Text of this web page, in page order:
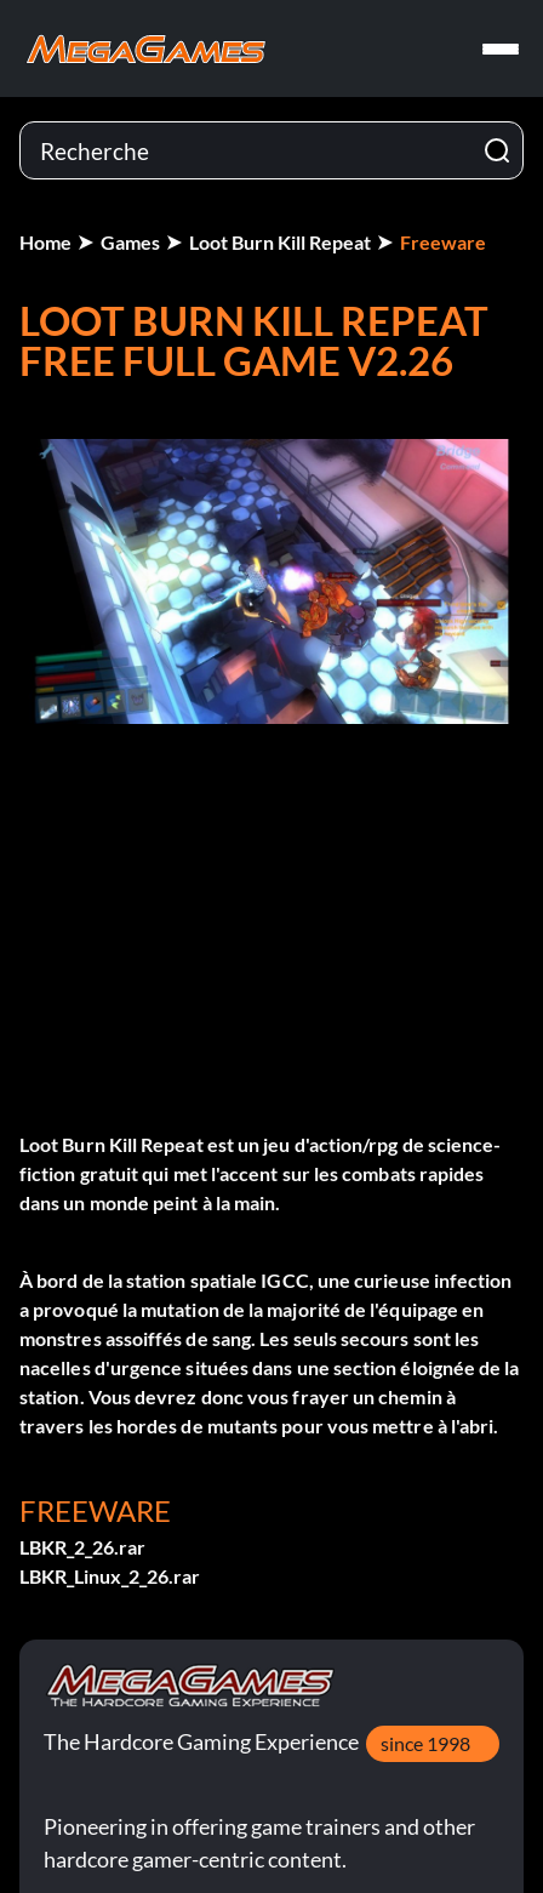
Home Games Loot Burn Kill Repeat Freeware
LOOT BURN KILL REPEAT
FREE FULL GAME V2.26
Loot Burn Kill Repeat est un jeu d'action/rpg de science-
fiction gratuit qui met l'accent sur les combats rapides
dans un monde peint à la main.
À bord de la station spatiale IGCC, une curieuse infection
a provoqué la mutation de la majorité de l'équipage en
monstres assoiffés de sang. Les seuls secours sont les
nacelles d'urgence situées dans une section éloignée de la
station. Vous devrez donc vous frayer un chemin à
travers les hordes de mutants pour vous mettre à l'abri.
FREEWARE
LBKR_2_26.rar
LBKR_Linux_2_26.rar
The Hardcore Gaming Experience since 1998
Pioneering in offering game trainers and other
hardcore gamer-centric content.